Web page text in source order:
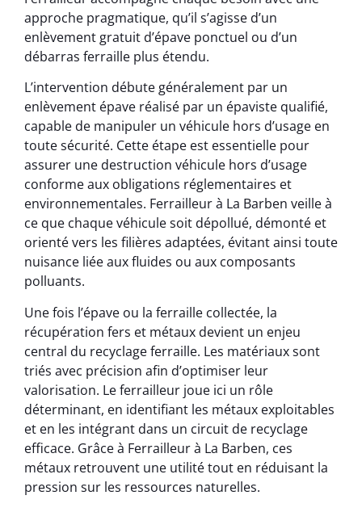
approche pragmatique, qu’il s’agisse d’un
enlèvement gratuit d’épave ponctuel ou d’un
débarras ferraille plus étendu.
L’intervention débute généralement par un
enlèvement épave réalisé par un épaviste qualifié,
capable de manipuler un véhicule hors d’usage en
toute sécurité. Cette étape est essentielle pour
assurer une destruction véhicule hors d’usage
conforme aux obligations réglementaires et
environnementales. Ferrailleur à La Barben veille à
ce que chaque véhicule soit dépollué, démonté et
orienté vers les filières adaptées, évitant ainsi toute
nuisance liée aux fluides ou aux composants
polluants.
Une fois l’épave ou la ferraille collectée, la
récupération fers et métaux devient un enjeu
central du recyclage ferraille. Les matériaux sont
triés avec précision afin d’optimiser leur
valorisation. Le ferrailleur joue ici un rôle
déterminant, en identifiant les métaux exploitables
et en les intégrant dans un circuit de recyclage
efficace. Grâce à Ferrailleur à La Barben, ces
métaux retrouvent une utilité tout en réduisant la
pression sur les ressources naturelles.